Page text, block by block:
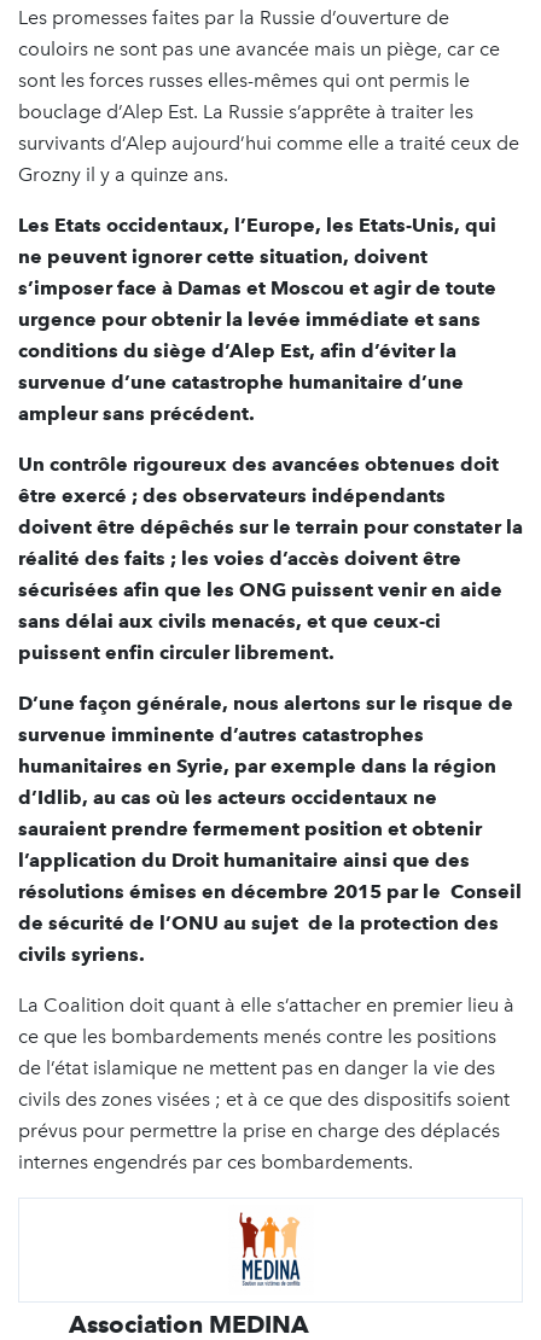
Les promesses faites par la Russie d’ouverture de
couloirs ne sont pas une avancée mais un piège, car ce
sont les forces russes elles-mêmes qui ont permis le
bouclage d’Alep Est. La Russie s’apprête à traiter les
survivants d’Alep aujourd’hui comme elle a traité ceux de
Grozny il y a quinze ans.
Les Etats occidentaux, l’Europe, les Etats-Unis, qui
ne peuvent ignorer cette situation, doivent
s’imposer face à Damas et Moscou et agir de toute
urgence pour obtenir la levée immédiate et sans
conditions du siège d’Alep Est, afin d’éviter la
survenue d’une catastrophe humanitaire d’une
ampleur sans précédent.
Un contrôle rigoureux des avancées obtenues doit
être exercé ; des observateurs indépendants
doivent être dépêchés sur le terrain pour constater la
réalité des faits ; les voies d’accès doivent être
sécurisées afin que les ONG puissent venir en aide
sans délai aux civils menacés, et que ceux-ci
puissent enfin circuler librement.
D’une façon générale, nous alertons sur le risque de
survenue imminente d’autres catastrophes
humanitaires en Syrie, par exemple dans la région
d’Idlib, au cas où les acteurs occidentaux ne
sauraient prendre fermement position et obtenir
l’application du Droit humanitaire ainsi que des
résolutions émises en décembre 2015 par le Conseil
de sécurité de l’ONU au sujet de la protection des
civils syriens.
La Coalition doit quant à elle s’attacher en premier lieu à
ce que les bombardements menés contre les positions
de l’état islamique ne mettent pas en danger la vie des
civils des zones visées ; et à ce que des dispositifs soient
prévus pour permettre la prise en charge des déplacés
internes engendrés par ces bombardements.
Association MEDINA